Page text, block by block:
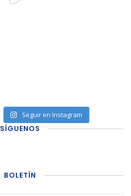
Seguir en Instagram
SÍGUENOS
BOLETÍN